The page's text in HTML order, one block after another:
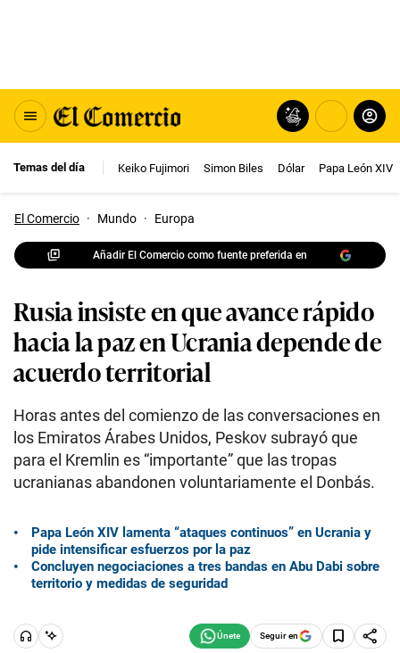
Temas del día Keiko Fujimori Simon Biles Dólar Papa León XIV
El Comercio · Mundo · Europa
Añadir El Comercio como fuente preferida en
Rusia insiste en que avance rápido
hacia la paz en Ucrania depende de
acuerdo territorial
Horas antes del comienzo de las conversaciones en
los Emiratos Árabes Unidos, Peskov subrayó que
para el Kremlin es “importante” que las tropas
ucranianas abandonen voluntariamente el Donbás.
Papa León XIV lamenta “ataques continuos” en Ucrania y
pide intensificar esfuerzos por la paz
Concluyen negociaciones a tres bandas en Abu Dabi sobre
territorio y medidas de seguridad
Seguir en